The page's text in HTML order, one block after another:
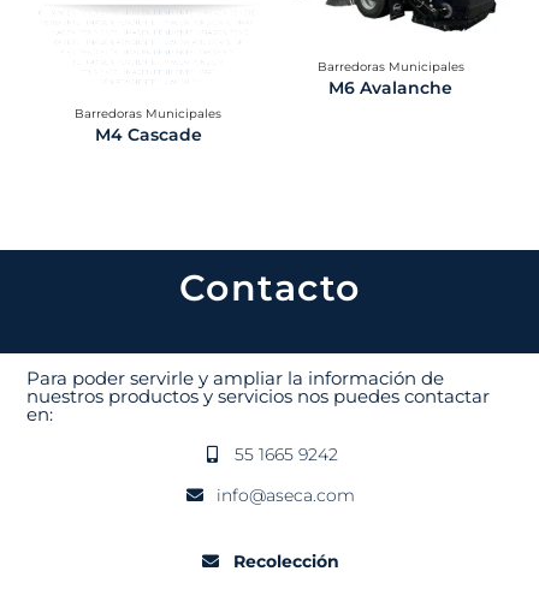
Barredoras Municipales​
M4 Cascade
Barredoras Municipales​
M6 Avalanche
Contacto
Para poder servirle y ampliar la información de
nuestros productos y servicios nos puedes contactar
en:
55 1665 9242
info@aseca.com
Recolección